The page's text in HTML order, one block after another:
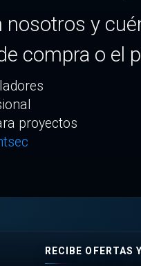
nosotros y
compra o el
proyectos
RECIBE OFERTAS